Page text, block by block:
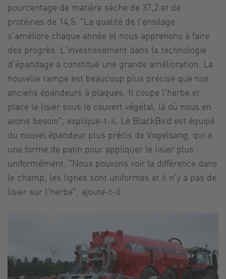
pourcentage de matière sèche de 37,2 et de
protéines de 14,5. "La qualité de l'ensilage
s'améliore chaque année et nous apprenons à faire
des progrès. L'investissement dans la technologie
d'épandage a constitué une grande amélioration. La
nouvelle rampe est beaucoup plus précise que nos
anciens épandeurs à plaques. Il coupe l'herbe et
place le lisier sous le couvert végétal, là où nous en
avons besoin", explique-t-il. Le BlackBird est équipé
du nouvel épandeur plus précis de Vogelsang, qui a
une forme de patin pour appliquer le lisier plus
uniformément. "Nous pouvons voir la différence dans
le champ, les lignes sont uniformes et il n'y a pas de
lisier sur l'herbe", ajoute-t-il.